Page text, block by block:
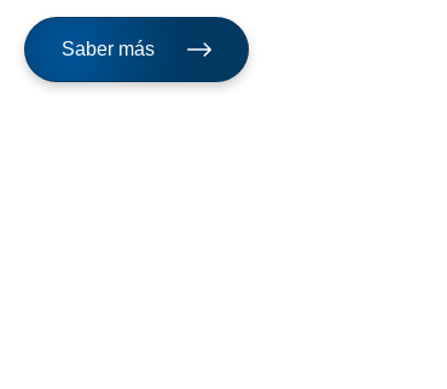
Saber más